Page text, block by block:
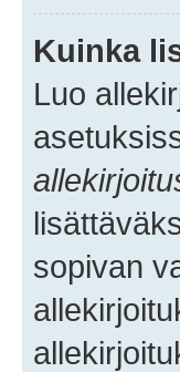
Kuinka
Luo
sopivan